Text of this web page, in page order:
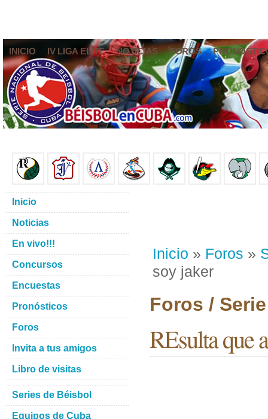
INICIO IV LIGA ELITE NOTICIAS FOROS
Inicio » Foros »
soy jaker
Foros /
REsulta que
Inicio
Noticias
En vivo!!!
Concursos
Encuestas
Pronósticos
Foros
Invita a tus amigos
Libro de visitas
Series de Béisbol
Equipos de Cuba